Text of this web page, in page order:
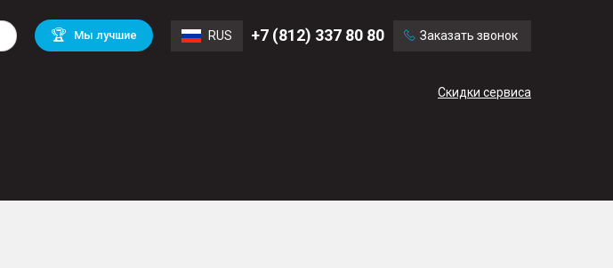
🏆 Мы лучшие RUS +7 (812) 337 80 80 Заказать звонок
Скидки сервиса
BMW
Volvo